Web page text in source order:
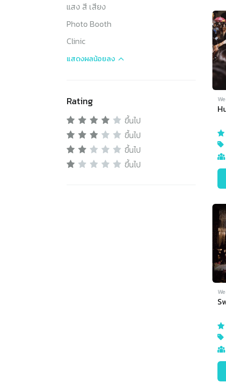
แสง สี เสียง
Photo Booth
Clinic
แสดงผลน้อยลง
Rating
ขึ้นไป
ขึ้นไป
ขึ้นไป
ขึ้นไป